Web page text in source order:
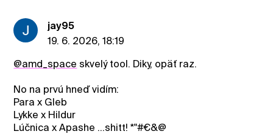
jay95
19. 6. 2026, 18:19
@amd_space skvelý tool. Diky, opäť raz.
No na prvú hneď vidím:
Para x Gleb
Lykke x Hildur
Lúčnica x Apashe ...shitt! *"#€&@